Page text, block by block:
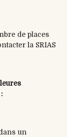
de places
la SRIAS
un